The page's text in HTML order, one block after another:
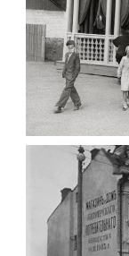
ПАВІЛЬЙОН